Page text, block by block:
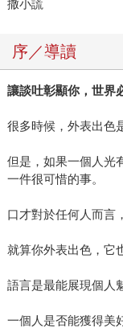
撒小謊
序／導讀
讓談吐彰顯你，世界
很多時候，外表出色
但是，如果一個人光
一件很可惜的事。
口才對於任何人而言
就算你外表出色，它
語言是最能展現個人
一個人是否能獲得美